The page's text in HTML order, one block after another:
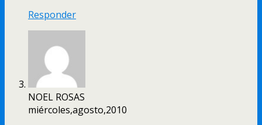
Responder
NOEL ROSAS
miércoles,agosto,2010